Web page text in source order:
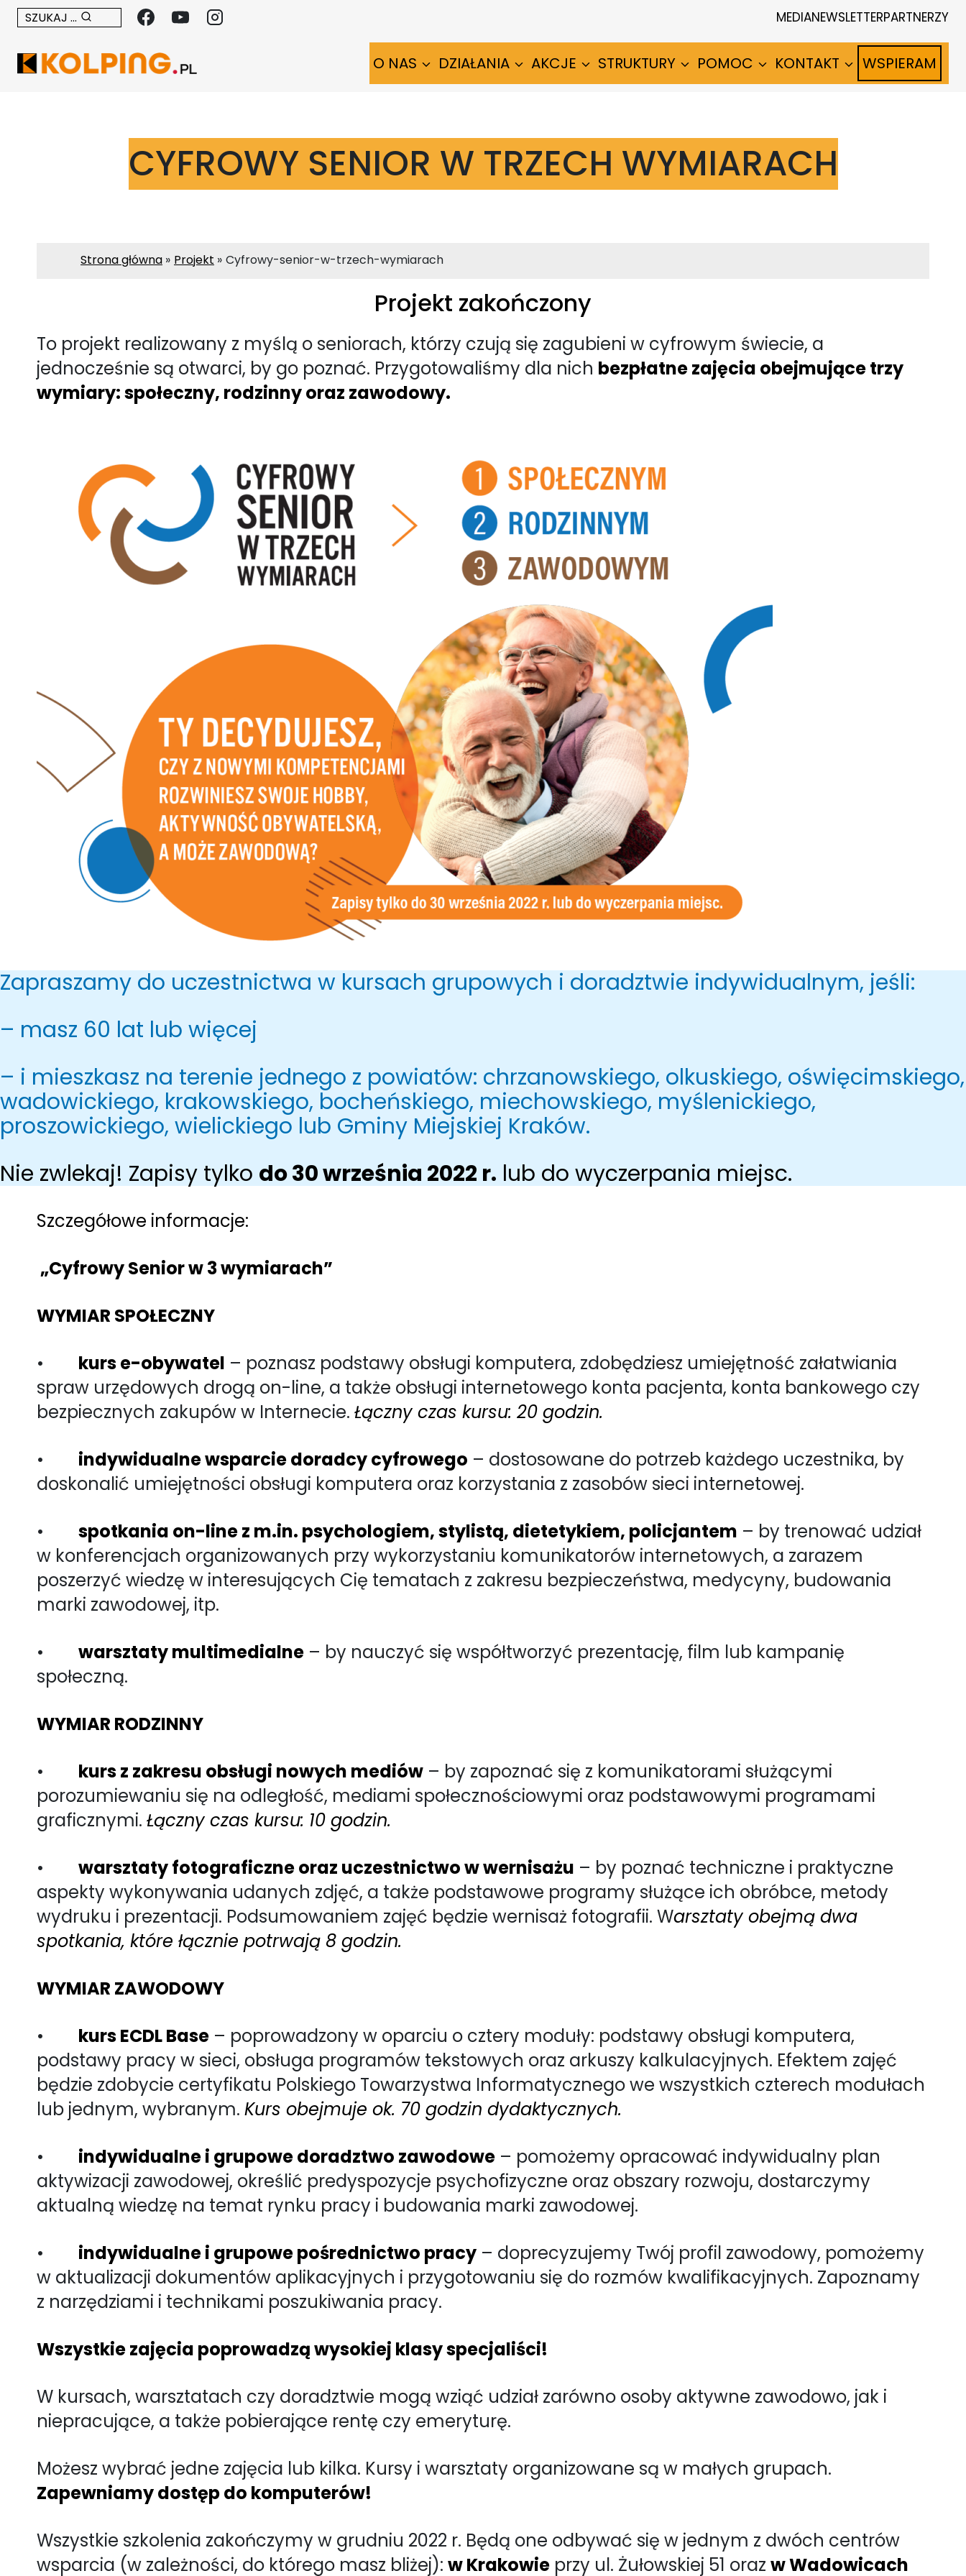
Przejdź
do
treści
SZUKAJ ... MEDIANEWSLETTERPARTNERZY
O NAS DZIAŁANIA AKCJE STRUKTURY POMOC KONTAKT WSPIERAM
CYFROWY SENIOR W TRZECH WYMIARACH
Strona główna Projekt Cyfrowy-senior-w-trzech-wymiarach
Projekt zakończony
To projekt realizowany z myślą o seniorach, którzy czują się zagubieni w cyfrowym świecie, a
jednocześnie są otwarci, by go poznać. Przygotowaliśmy dla nich bezpłatne zajęcia obejmujące trzy
wymiary: społeczny, rodzinny oraz zawodowy.
Zapraszamy do uczestnictwa w kursach grupowych i doradztwie indywidualnym, jeśli:
– masz 60 lat lub więcej
– i mieszkasz na terenie jednego z powiatów: chrzanowskiego, olkuskiego, oświęcimskiego,
wadowickiego, krakowskiego, bocheńskiego, miechowskiego, myślenickiego,
proszowickiego, wielickiego lub Gminy Miejskiej Kraków.
Nie zwlekaj! Zapisy tylko do 30 września 2022 r. lub do wyczerpania miejsc.
Szczegółowe informacje:
„Cyfrowy Senior w 3 wymiarach”
WYMIAR SPOŁECZNY
• kurs e-obywatel – poznasz podstawy obsługi komputera, zdobędziesz umiejętność załatwiania
spraw urzędowych drogą on-line, a także obsługi internetowego konta pacjenta, konta bankowego czy
bezpiecznych zakupów w Internecie. Łączny czas kursu: 20 godzin.
• indywidualne wsparcie doradcy cyfrowego – dostosowane do potrzeb każdego uczestnika, by
doskonalić umiejętności obsługi komputera oraz korzystania z zasobów sieci internetowej.
• spotkania on-line z m.in. psychologiem, stylistą, dietetykiem, policjantem – by trenować udział
w konferencjach organizowanych przy wykorzystaniu komunikatorów internetowych, a zarazem
poszerzyć wiedzę w interesujących Cię tematach z zakresu bezpieczeństwa, medycyny, budowania
marki zawodowej, itp.
• warsztaty multimedialne – by nauczyć się współtworzyć prezentację, film lub kampanię
społeczną.
WYMIAR RODZINNY
• kurs z zakresu obsługi nowych mediów – by zapoznać się z komunikatorami służącymi
porozumiewaniu się na odległość, mediami społecznościowymi oraz podstawowymi programami
graficznymi. Łączny czas kursu: 10 godzin.
• warsztaty fotograficzne oraz uczestnictwo w wernisażu – by poznać techniczne i praktyczne
aspekty wykonywania udanych zdjęć, a także podstawowe programy służące ich obróbce, metody
wydruku i prezentacji. Podsumowaniem zajęć będzie wernisaż fotografii. Warsztaty obejmą dwa
spotkania, które łącznie potrwają 8 godzin.
WYMIAR ZAWODOWY
• kurs ECDL Base – poprowadzony w oparciu o cztery moduły: podstawy obsługi komputera,
podstawy pracy w sieci, obsługa programów tekstowych oraz arkuszy kalkulacyjnych. Efektem zajęć
będzie zdobycie certyfikatu Polskiego Towarzystwa Informatycznego we wszystkich czterech modułach
lub jednym, wybranym. Kurs obejmuje ok. 70 godzin dydaktycznych.
• indywidualne i grupowe doradztwo zawodowe – pomożemy opracować indywidualny plan
aktywizacji zawodowej, określić predyspozycje psychofizyczne oraz obszary rozwoju, dostarczymy
aktualną wiedzę na temat rynku pracy i budowania marki zawodowej.
• indywidualne i grupowe pośrednictwo pracy – doprecyzujemy Twój profil zawodowy, pomożemy
w aktualizacji dokumentów aplikacyjnych i przygotowaniu się do rozmów kwalifikacyjnych. Zapoznamy
z narzędziami i technikami poszukiwania pracy.
Wszystkie zajęcia poprowadzą wysokiej klasy specjaliści!
W kursach, warsztatach czy doradztwie mogą wziąć udział zarówno osoby aktywne zawodowo, jak i
niepracujące, a także pobierające rentę czy emeryturę.
Możesz wybrać jedne zajęcia lub kilka. Kursy i warsztaty organizowane są w małych grupach.
Zapewniamy dostęp do komputerów!
Wszystkie szkolenia zakończymy w grudniu 2022 r. Będą one odbywać się w jednym z dwóch centrów
wsparcia (w zależności, do którego masz bliżej): w Krakowie przy ul. Żułowskiej 51 oraz w Wadowicach